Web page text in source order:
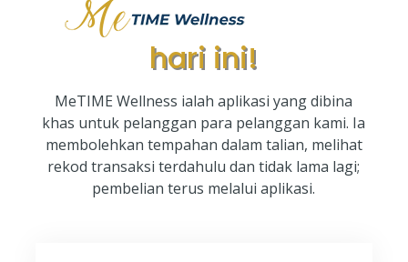
hari ini!
MeTIME Wellness ialah aplikasi yang dibina
khas untuk pelanggan para pelanggan kami. Ia
membolehkan tempahan dalam talian, melihat
rekod transaksi terdahulu dan tidak lama lagi;
pembelian terus melalui aplikasi.